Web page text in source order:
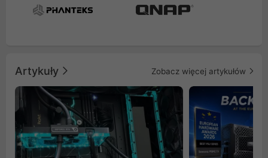
Artykuły Zobacz więcej artykułów